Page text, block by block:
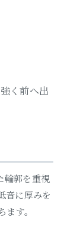
く前へ出
輪郭を重視
音に厚みを
す。